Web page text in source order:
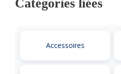
Catégories liées
Accessoires